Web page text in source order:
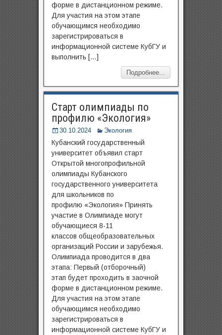
форме в дистанционном режиме.
Для участия на этом этапе
обучающимся необходимо
зарегистрироваться в
информационной системе КубГУ и
выполнить […]
Подробнее...
Старт олимпиады по
профилю «Экология»
30.10.2024 Экология
Кубанский государственный
университет объявил старт
Открытой многопрофильной
олимпиады Кубанского
государственного университета
для школьников по
профилю «Экология» Принять
участие в Олимпиаде могут
обучающиеся 8-11
классов общеобразовательных
организаций России и зарубежья.
Олимпиада проводится в два
этапа: Первый (отборочный)
этап будет проходить в заочной
форме в дистанционном режиме.
Для участия на этом этапе
обучающимся необходимо
зарегистрироваться в
информационной системе КубГУ и